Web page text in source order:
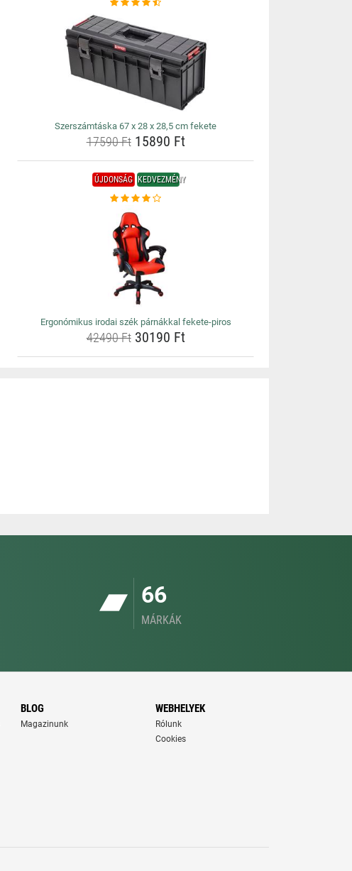
Szerszámtáska 67 x 28 x 28,5 cm fekete
17590 Ft15890 Ft
ÚJDONSÁG KEDVEZMÉNY
Ergonómikus irodai szék párnákkal fekete-piros
42490 Ft30190 Ft
66
MÁRKÁK
BLOG
Magazinunk
WEBHELYEK
Rólunk
Cookies